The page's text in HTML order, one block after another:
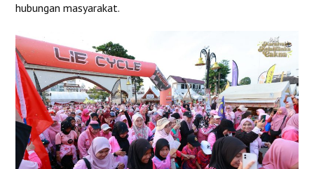
hubungan masyarakat.